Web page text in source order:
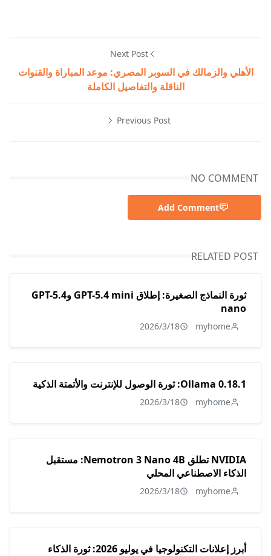
Next Post
الأهلي والزمالك في السوبر المصري: موعد المباراة والقنوات
الناقلة والتفاصيل الكاملة
Previous Post
NO COMMENT
Add Comment
RELATED POST
ثورة النماذج الصغيرة: إطلاق GPT-5.4 mini وGPT-5.4
nano
myhome
2026/3/18
Ollama 0.18.1: ثورة الوصول للإنترنت والأتمتة الذكية
myhome
2026/3/18
NVIDIA تطلق Nemotron 3 Nano 4B: مستقبل
الذكاء الاصطناعي المحلي
myhome
2026/3/18
أبرز إعلانات التكنولوجيا في يوليو 2026: ثورة الذكاء